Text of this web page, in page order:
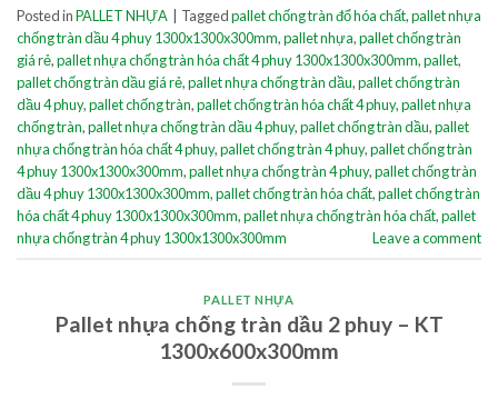
Posted inPALLET NHỰA Taggedpallet chống tràn đổ hóa chất,pallet nhựa
chống tràn dầu 4 phuy 1300x1300x300mm,pallet nhựa,pallet chống tràn
giá rẻ,pallet nhựa chống tràn hóa chất 4 phuy 1300x1300x300mm,pallet,
pallet chống tràn dầu giá rẻ,pallet nhựa chống tràn dầu,pallet chống tràn
dầu 4 phuy,pallet chống tràn,pallet chống tràn hóa chất 4 phuy,pallet nhựa
chống tràn,pallet nhựa chống tràn dầu 4 phuy,pallet chống tràn dầu,pallet
nhựa chống tràn hóa chất 4 phuy,pallet chống tràn 4 phuy,pallet chống tràn
4 phuy 1300x1300x300mm,pallet nhựa chống tràn 4 phuy,pallet chống tràn
dầu 4 phuy 1300x1300x300mm,pallet chống tràn hóa chất,pallet chống tràn
hóa chất 4 phuy 1300x1300x300mm,pallet nhựa chống tràn hóa chất,pallet
nhựa chống tràn 4 phuy 1300x1300x300mm
Leave a comment
PALLET NHỰA
Pallet nhựa chống tràn dầu 2 phuy – KT
1300x600x300mm